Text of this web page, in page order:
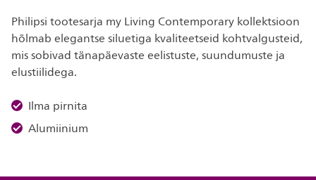
Philipsi tootesarja my Living Contemporary kollektsioon
hõlmab elegantse siluetiga kvaliteetseid kohtvalgusteid,
mis sobivad tänapäevaste eelistuste, suundumuste ja
elustiilidega.
Ilma pirnita
Alumiinium